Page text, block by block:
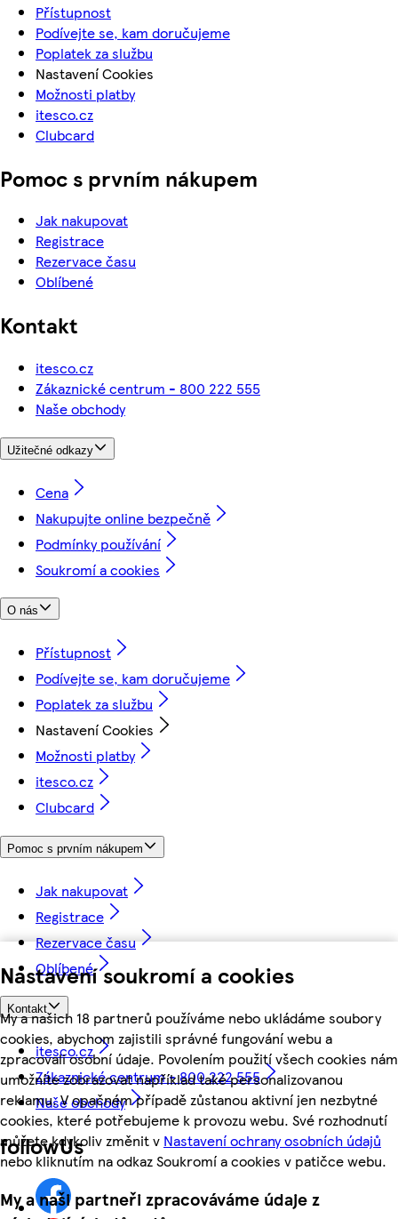
Nastavení soukromí a cookies
My a našich 18 partnerů používáme nebo ukládáme soubory
cookies, abychom zajistili správné fungování webu a
zpracovali osobní údaje. Povolením použití všech cookies nám
umožníte zobrazovat například také personalizovanou
reklamu. V opačném případě zůstanou aktivní jen nezbytné
cookies, které potřebujeme k provozu webu. Své rozhodnutí
můžete kdykoliv změnit v Nastavení ochrany osobních údajů
nebo kliknutím na odkaz Soukromí a cookies v patičce webu.
My a naši partneři zpracováváme údaje z
Přístupnost
Podívejte se, kam doručujeme
Poplatek za službu
Nastavení Cookies
Možnosti platby
itesco.cz
Clubcard
Pomoc s prvním nákupem
Jak nakupovat
Registrace
Rezervace času
Oblíbené
Kontakt
itesco.cz
Zákaznické centrum - 800 222 555
Naše obchody
Užitečné odkazy
Cena
Nakupujte online bezpečně
Podmínky používání
Soukromí a cookies
O nás
Přístupnost
Podívejte se, kam doručujeme
Poplatek za službu
Nastavení Cookies
Možnosti platby
itesco.cz
Clubcard
Pomoc s prvním nákupem
Jak nakupovat
Registrace
Rezervace času
Oblíbené
Kontakt
itesco.cz
Zákaznické centrum - 800 222 555
Naše obchody
followUs